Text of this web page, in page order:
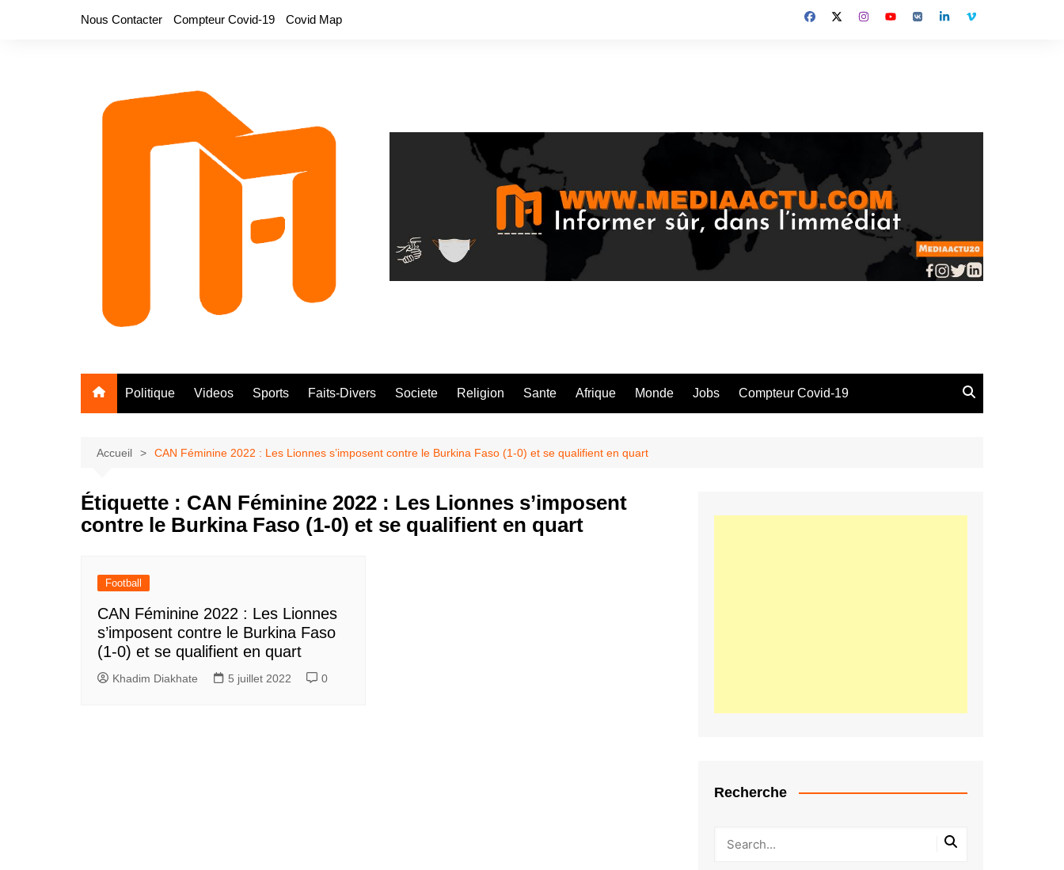
Nous Contacter Compteur Covid-19 Covid Map
Politique Videos Sports Faits-Divers Societe Religion Sante Afrique Monde Jobs Compteur Covid-19
Accueil CAN Féminine 2022 : Les Lionnes s’imposent contre le Burkina Faso (1-0) et se qualifient en quart
Étiquette : CAN Féminine 2022 : Les Lionnes s’imposent
contre le Burkina Faso (1-0) et se qualifient en quart
Football
CAN Féminine 2022 : Les Lionnes
s’imposent contre le Burkina Faso
(1-0) et se qualifient en quart
Khadim Diakhate 5 juillet 2022 0
Recherche